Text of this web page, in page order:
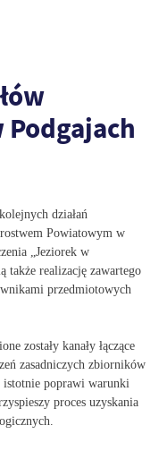
działań
Powiatowym w
„Jeziorek w
także realizację zawartego
przedmiotowych
zostały kanały łączące
zasadniczych zbiorników
istotnie poprawi warunki
proces uzyskania